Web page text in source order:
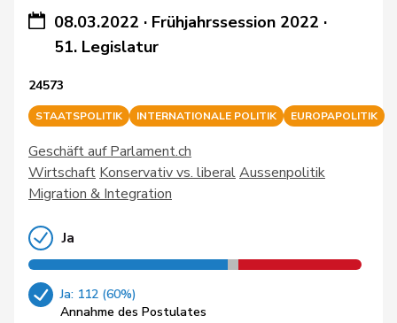
08.03.2022 · Frühjahrssession 2022 ·
51. Legislatur
24573
STAATSPOLITIK INTERNATIONALE POLITIK EUROPAPOLITIK
Geschäft auf Parlament.ch
Wirtschaft Konservativ vs. liberalAussenpolitik
Migration & Integration
Ja
Ja: 112 (60%)
Annahme des Postulates